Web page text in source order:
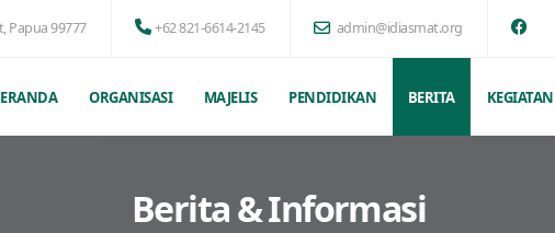
Papua 99777 +62 821-6614-2145 admin@idiasmat.org
ORGANISASI MAJELIS PENDIDIKAN BERITA KEGIATAN
Berita & Informasi